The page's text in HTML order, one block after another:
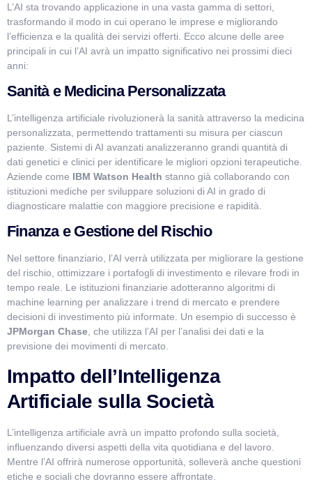
L’AI sta trovando applicazione in una vasta gamma di settori,
trasformando il modo in cui operano le imprese e migliorando
l’efficienza e la qualità dei servizi offerti. Ecco alcune delle aree
principali in cui l’AI avrà un impatto significativo nei prossimi dieci
anni:
Sanità e Medicina Personalizzata
L’intelligenza artificiale rivoluzionerà la sanità attraverso la medicina
personalizzata, permettendo trattamenti su misura per ciascun
paziente. Sistemi di AI avanzati analizzeranno grandi quantità di
dati genetici e clinici per identificare le migliori opzioni terapeutiche.
Aziende come IBM Watson Health stanno già collaborando con
istituzioni mediche per sviluppare soluzioni di AI in grado di
diagnosticare malattie con maggiore precisione e rapidità.
Finanza e Gestione del Rischio
Nel settore finanziario, l’AI verrà utilizzata per migliorare la gestione
del rischio, ottimizzare i portafogli di investimento e rilevare frodi in
tempo reale. Le istituzioni finanziarie adotteranno algoritmi di
machine learning per analizzare i trend di mercato e prendere
decisioni di investimento più informate. Un esempio di successo è
JPMorgan Chase, che utilizza l’AI per l’analisi dei dati e la
previsione dei movimenti di mercato.
Impatto dell’Intelligenza
Artificiale sulla Società
L’intelligenza artificiale avrà un impatto profondo sulla società,
influenzando diversi aspetti della vita quotidiana e del lavoro.
Mentre l’AI offrirà numerose opportunità, solleverà anche questioni
etiche e sociali che dovranno essere affrontate.